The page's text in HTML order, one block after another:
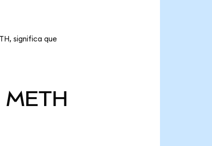
significa que
METH